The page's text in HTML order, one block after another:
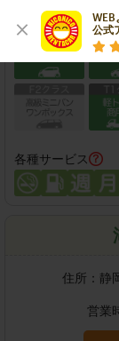
WEB
公式
保有車両クラス
各種サービス
住所： 静
営業